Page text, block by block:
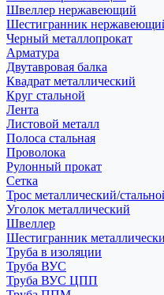
Швеллер нержавеющий
Шестигранник
Черный металлопрокат
Арматура
Двутавровая балка
Квадрат металлический
Круг стальной
Лента
Листовой металл
Полоса стальная
Проволока
Рулонный прокат
Сетка
Трос металлический/
Уголок металлический
Швеллер
Шестигранник
Труба в изоляции
Труба ВУС
Труба ВУС ЦПП